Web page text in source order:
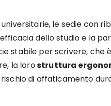
universitarie, le sedie con
dello studio e la
stabile per scrivere,
la lorostruttura
di affaticamento